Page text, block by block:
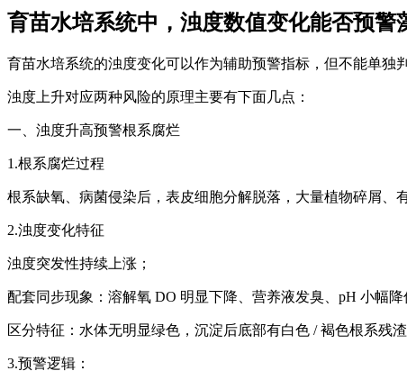
育苗水培系统中，浊度数值变化能否预警
育苗水培系统的浊度变化可以作为辅助预警指标，但不能单独
浊度上升对应两种风险的原理主要有下面几点：
一、浊度升高预警根系腐烂
1.根系腐烂过程
根系缺氧、病菌侵染后，表皮细胞分解脱落，大量植物碎屑、
2.浊度变化特征
浊度突发性持续上涨；
配套同步现象：溶解氧 DO 明显下降、营养液发臭、pH 小幅降
区分特征：水体无明显绿色，沉淀后底部有白色 / 褐色根系残渣
3.预警逻辑：